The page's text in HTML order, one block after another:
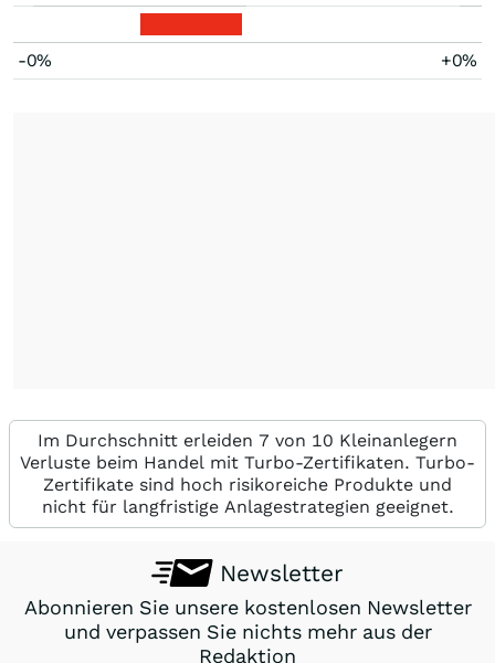
-0% +0%
Im Durchschnitt erleiden 7 von 10 Kleinanlegern
Verluste beim Handel mit Turbo-Zertifikaten. Turbo-
Zertifikate sind hoch risikoreiche Produkte und
nicht für langfristige Anlagestrategien geeignet.
Newsletter
Abonnieren Sie unsere kostenlosen Newsletter
und verpassen Sie nichts mehr aus der
Redaktion